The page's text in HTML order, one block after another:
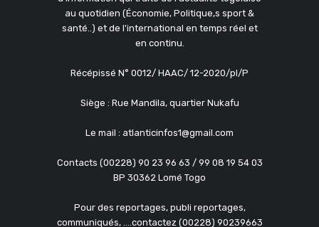
au quotidien (Économie, Politique,s sport &
santé..) et de l'international en temps réel et
en continu.
Récépissé N° 0012/ HAAC/ 12-2020/pl/P
Siège : Rue Mandila, quartier Nukafu
Le mail : atlanticinfos1@gmail.com
Contacts (00228) 90 23 96 63 / 99 08 19 54 03
BP 30362 Lomé Togo
Pour des reportages, publi reportages,
communiqués, ....contactez (00228) 90239663